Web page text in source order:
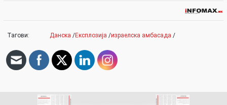
Тагови: Данска /Експлозија /израелска амбасада /